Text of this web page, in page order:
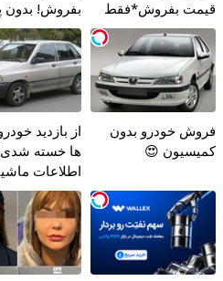
قیمت بفروش*فقط
خریدار واقعی*
بفروش! بدون
یک تماس
فروش خودرو بدون
کمیسیون 😍
از بازدید
ها خسته
اطلاعات
اینجا ثبت کن